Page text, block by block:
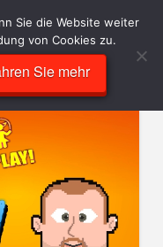
Sie die Website weiter
von Cookies zu.
Sie mehr